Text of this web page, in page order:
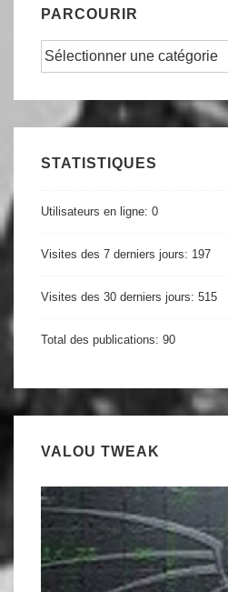
PARCOURIR
Parcourir
STATISTIQUES
Utilisateurs en ligne: 0
Visites des 7 derniers jours: 197
Visites des 30 derniers jours: 515
Total des publications: 90
VALOU TWEAK